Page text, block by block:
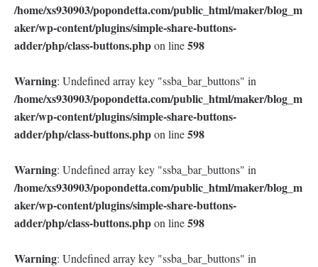
/home/xs930903/popondetta.com/public_html/maker/blog_m
aker/wp-content/plugins/simple-share-buttons-
adder/php/class-buttons.phpon line598
Warning: Undefined array key "ssba_bar_buttons" in
/home/xs930903/popondetta.com/public_html/maker/blog_m
aker/wp-content/plugins/simple-share-buttons-
adder/php/class-buttons.phpon line598
Warning: Undefined array key "ssba_bar_buttons" in
/home/xs930903/popondetta.com/public_html/maker/blog_m
aker/wp-content/plugins/simple-share-buttons-
adder/php/class-buttons.phpon line598
Warning: Undefined array key "ssba_bar_buttons" in